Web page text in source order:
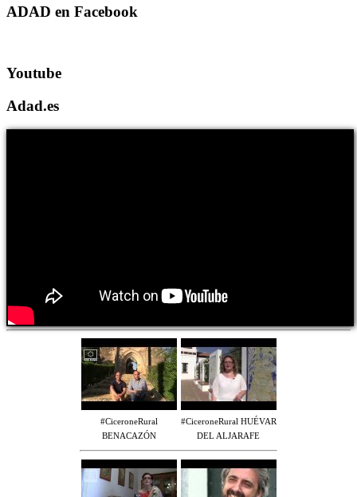
ADAD en Facebook
Youtube
Adad.es
#CiceroneRural
BENACAZÓN
#CiceroneRural HUÉVAR
DEL ALJARAFE